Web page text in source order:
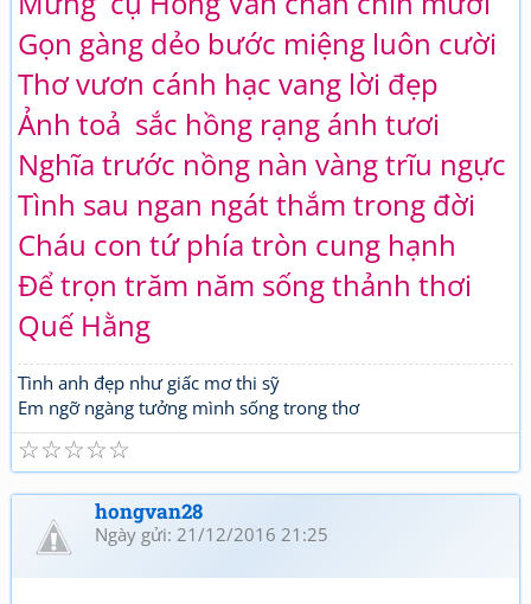
Gọn gàng dẻo bước miệng luôn cười
Thơ vươn cánh hạc vang lời đẹp
Ảnh toả sắc hồng rạng ánh tươi
Nghĩa trước nồng nàn vàng trĩu ngực
Tình sau ngan ngát thắm trong đời
Cháu con tứ phía tròn cung hạnh
Để trọn trăm năm sống thảnh thơi
Quế Hằng
Tình anh đẹp như giấc mơ thi sỹ
Em ngỡ ngàng tưởng mình sống trong thơ
☆
☆
☆
☆
☆
hongvan28
Ngày gửi: 21/12/2016 21:25